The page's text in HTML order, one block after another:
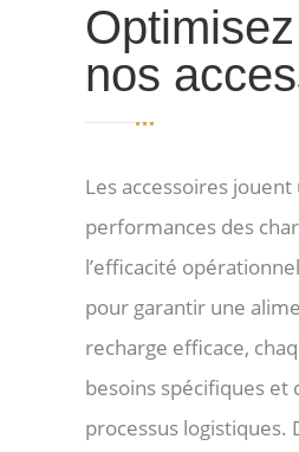
nos
Les accessoires
performances des
l’efficacité
pour garantir une
recharge efficace,
besoins spécifiques et
processus logistiques.